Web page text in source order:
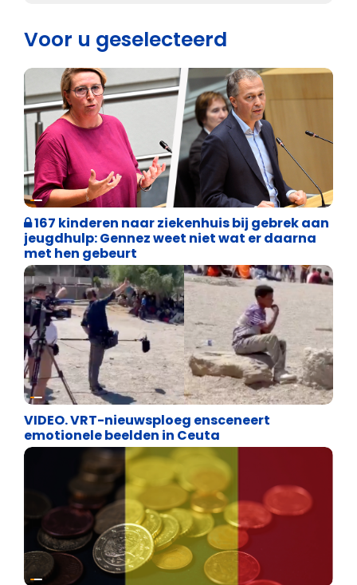
Voor u geselecteerd
Binnenland politiek
167 kinderen naar ziekenhuis bij gebrek aan
jeugdhulp: Gennez weet niet wat er daarna
met hen gebeurt
Cultuuroorlog
VIDEO. VRT-nieuwsploeg ensceneert
emotionele beelden in Ceuta
Binnenland politiek